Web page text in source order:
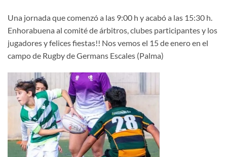
Una jornada que comenzó a las 9:00 h y acabó a las 15:30 h.
Enhorabuena al comité de árbitros, clubes participantes y los
jugadores y felices fiestas!! Nos vemos el 15 de enero en el
campo de Rugby de Germans Escales (Palma)